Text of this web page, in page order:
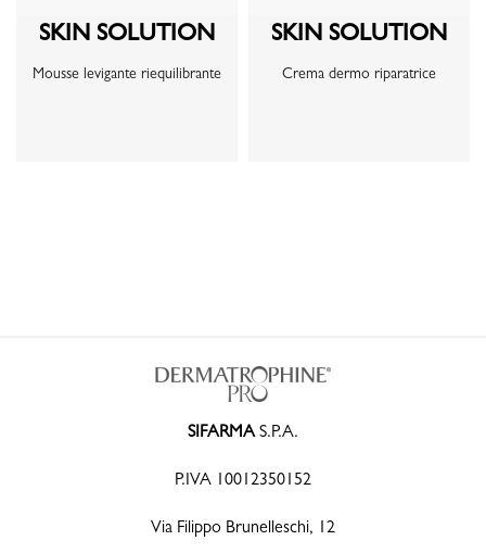
SKIN SOLUTION
Mousse levigante riequilibrante
SKIN SOLUTION
Crema dermo riparatrice
SIFARMAS.P.A.
P.IVA 10012350152
Via Filippo Brunelleschi, 12